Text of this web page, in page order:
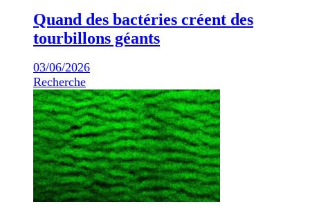
Quand des bactéries créent des
tourbillons géants
03/06/2026
Recherche